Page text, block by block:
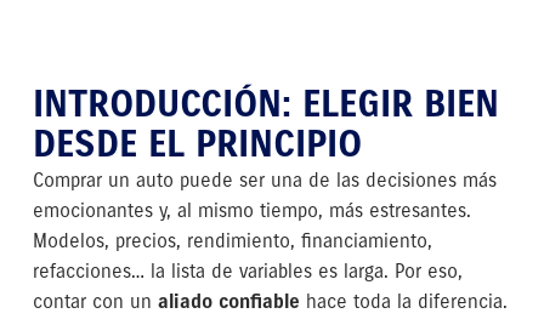
INTRODUCCIÓN: ELEGIR BIEN
DESDE EL PRINCIPIO
Comprar un auto puede ser una de las decisiones más
emocionantes y, al mismo tiempo, más estresantes.
Modelos, precios, rendimiento, financiamiento,
refacciones… la lista de variables es larga. Por eso,
contar con un aliado confiable hace toda la diferencia.